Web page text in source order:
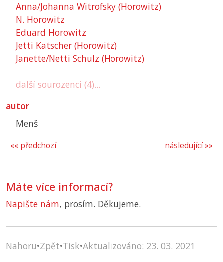
Anna/Johanna Witrofsky (Horowitz)
N. Horowitz
Eduard Horowitz
Jetti Katscher (Horowitz)
Janette/Netti Schulz (Horowitz)
další sourozenci (4)...
autor
Menš
následující »»
«« předchozí
Máte více informací?
Napište nám, prosím. Děkujeme.
Nahoru•Zpět•Tisk•Aktualizováno: 23. 03. 2021